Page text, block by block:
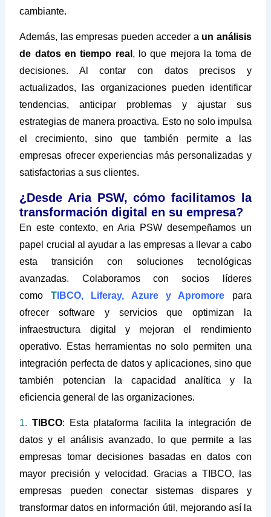
cambiante.
Además, las empresas pueden acceder a un análisis
de datos en tiempo real , lo que mejora la toma de
decisiones. Al contar con datos precisos y
actualizados, las organizaciones pueden identificar
tendencias, anticipar problemas y ajustar sus
estrategias de manera proactiva. Esto no solo impulsa
el crecimiento, sino que también permite a las
empresas ofrecer experiencias más personalizadas y
satisfactorias a sus clientes.
¿Desde Aria PSW, cómo facilitamos la
transformación digital en su empresa?
En este contexto, en Aria PSW desempeñamos un
papel crucial al ayudar a las empresas a llevar a cabo
esta transición con soluciones tecnológicas
avanzadas. Colaboramos con socios líderes
como TIBCO, Liferay, Azure y Apromore para
ofrecer software y servicios que optimizan la
infraestructura digital y mejoran el rendimiento
operativo. Estas herramientas no solo permiten una
integración perfecta de datos y aplicaciones, sino que
también potencian la capacidad analítica y la
eficiencia general de las organizaciones.
1. TIBCO: Esta plataforma facilita la integración de
datos y el análisis avanzado, lo que permite a las
empresas tomar decisiones basadas en datos con
mayor precisión y velocidad. Gracias a TIBCO, las
empresas pueden conectar sistemas dispares y
transformar datos en información útil, mejorando así la